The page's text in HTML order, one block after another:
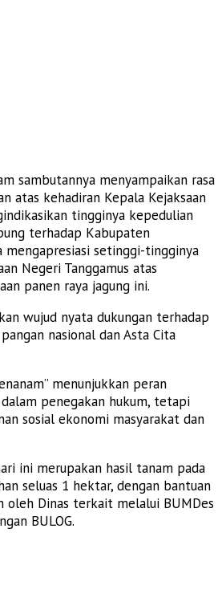
sambutannya menyampaikan rasa
atas kehadiran Kepala Kejaksaan
tingginya kepedulian
terhadap Kabupaten
mengapresiasi setinggi-tingginya
Negeri Tanggamus atas
panen raya jagung ini.
wujud nyata dukungan terhadap
nasional dan Asta Cita
menunjukkan peran
penegakan hukum, tetapi
sosial ekonomi masyarakat dan
ini merupakan hasil tanam pada
seluas 1 hektar, dengan bantuan
oleh Dinas terkait melalui BUMDes
BULOG.